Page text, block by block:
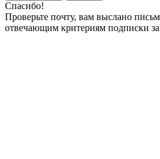
Спасибо!
Проверьте почту, вам выслано
отвечающим критериям подписки за